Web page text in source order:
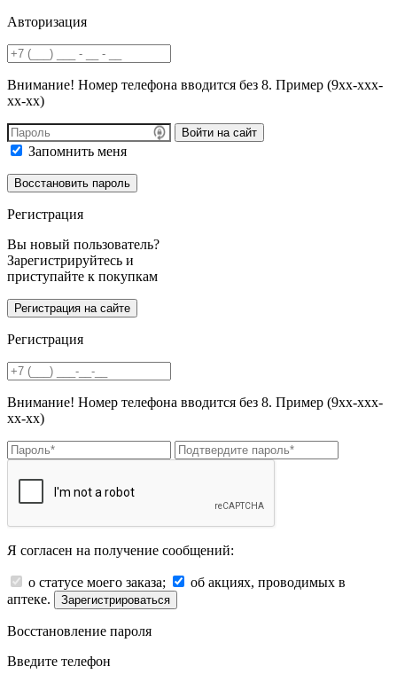
Авторизация
Внимание! Номер телефона вводится без 8. Пример (9хх-ххх-
хх-хх)
Войти на сайт
Запомнить меня
Регистрация
Вы новый пользователь?
Зарегистрируйтесь и
приступайте к покупкам
Регистрация
Внимание! Номер телефона вводится без 8. Пример (9хх-ххх-
хх-хх)
Я согласен на получение сообщений:
о статусе моего заказа;
об акциях, проводимых в
аптеке.
Зарегистрироваться
Восстановление пароля
Введите телефон